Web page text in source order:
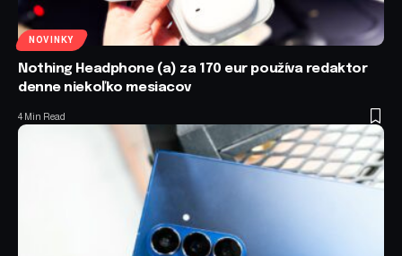
NOVINKY
Nothing Headphone (a) za 170 eur používa redaktor
denne niekoľko mesiacov
4 Min Read